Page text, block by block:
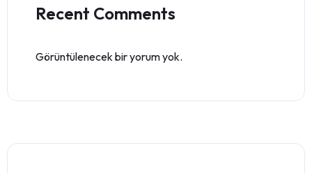
Recent Comments
Görüntülenecek bir yorum yok.